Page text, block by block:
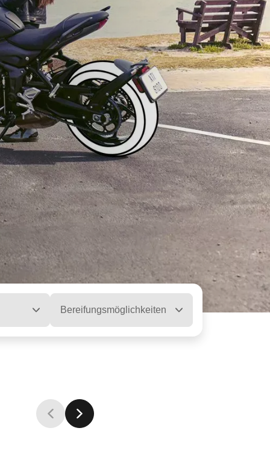
Bereifungsmöglichkeiten